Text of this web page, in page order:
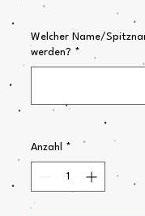
Welcher Name/
werden? *
Anzahl *